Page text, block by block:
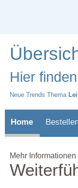
Hier
Neue Trends Thema
Home
Mehr Informationen